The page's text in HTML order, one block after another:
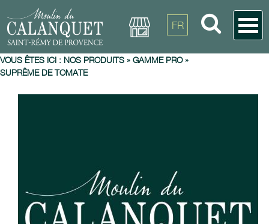
FR
VOUS ÊTES ICI : NOS PRODUITS » GAMME PRO»
SUPRÊME DE TOMATE